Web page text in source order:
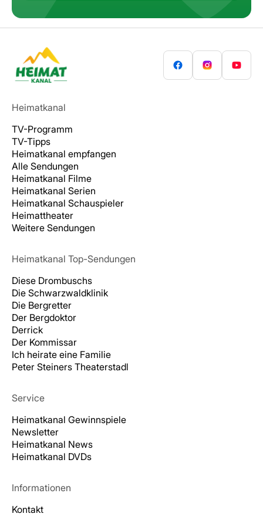
Heimatkanal
TV-Programm
TV-Tipps
Heimatkanal empfangen
Alle Sendungen
Heimatkanal Filme
Heimatkanal Serien
Heimatkanal Schauspieler
Heimattheater
Weitere Sendungen
Heimatkanal Top-Sendungen
Diese Drombuschs
Die Schwarzwaldklinik
Die Bergretter
Der Bergdoktor
Derrick
Der Kommissar
Ich heirate eine Familie
Peter Steiners Theaterstadl
Service
Heimatkanal Gewinnspiele
Newsletter
Heimatkanal News
Heimatkanal DVDs
Informationen
Kontakt